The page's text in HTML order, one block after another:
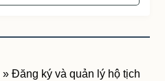
»Đăng ký và quản lý hộ tịch